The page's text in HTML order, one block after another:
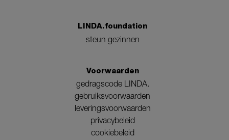
LINDA.foundation
steun gezinnen
Voorwaarden
gedragscode LINDA.
gebruiksvoorwaarden
leveringsvoorwaarden
privacybeleid
cookiebeleid